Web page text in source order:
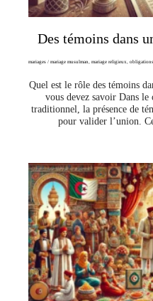
Des témoins dans
mariages / mariage musulman, mariage religieux, obligations
Quel est le rôle des témoins
vous devez savoir Dans le
traditionnel, la présence de
pour valider l’union.